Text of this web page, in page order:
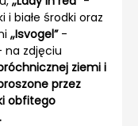
i białe środki oraz
„Isvogel”-
na zdjęciu
ziemi i
przez
obfitego